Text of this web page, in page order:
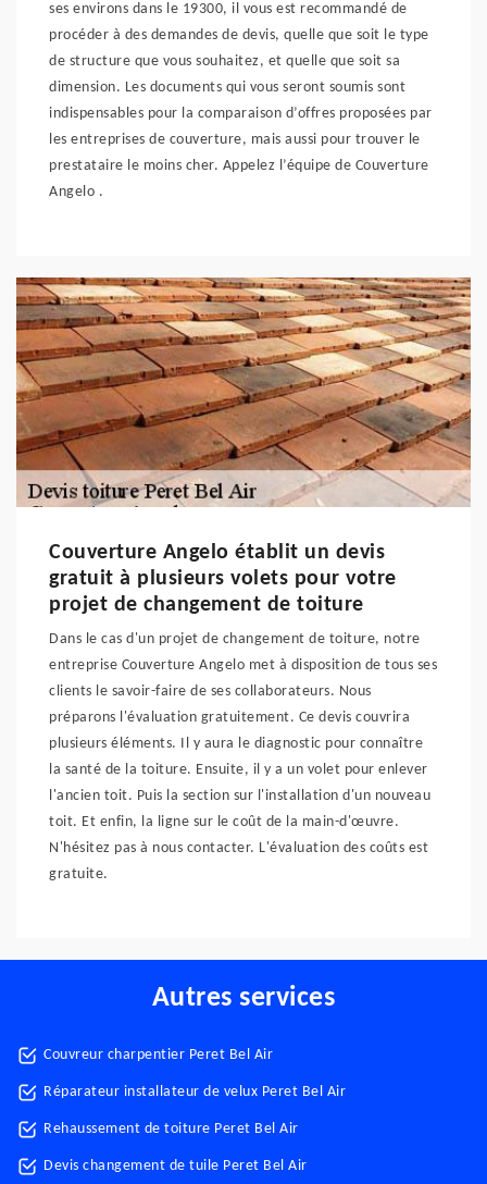
ses environs dans le 19300, il vous est recommandé de
procéder à des demandes de devis, quelle que soit le type
de structure que vous souhaitez, et quelle que soit sa
dimension. Les documents qui vous seront soumis sont
indispensables pour la comparaison d’offres proposées par
les entreprises de couverture, mais aussi pour trouver le
prestataire le moins cher. Appelez l’équipe de Couverture
Angelo .
Couverture Angelo établit un devis
gratuit à plusieurs volets pour votre
projet de changement de toiture
Dans le cas d'un projet de changement de toiture, notre
entreprise Couverture Angelo met à disposition de tous ses
clients le savoir-faire de ses collaborateurs. Nous
préparons l'évaluation gratuitement. Ce devis couvrira
plusieurs éléments. Il y aura le diagnostic pour connaître
la santé de la toiture. Ensuite, il y a un volet pour enlever
l'ancien toit. Puis la section sur l'installation d'un nouveau
toit. Et enfin, la ligne sur le coût de la main-d'œuvre.
N'hésitez pas à nous contacter. L'évaluation des coûts est
gratuite.
Autres services
Couvreur charpentier Peret Bel Air
Réparateur installateur de velux Peret Bel Air
Rehaussement de toiture Peret Bel Air
Devis changement de tuile Peret Bel Air